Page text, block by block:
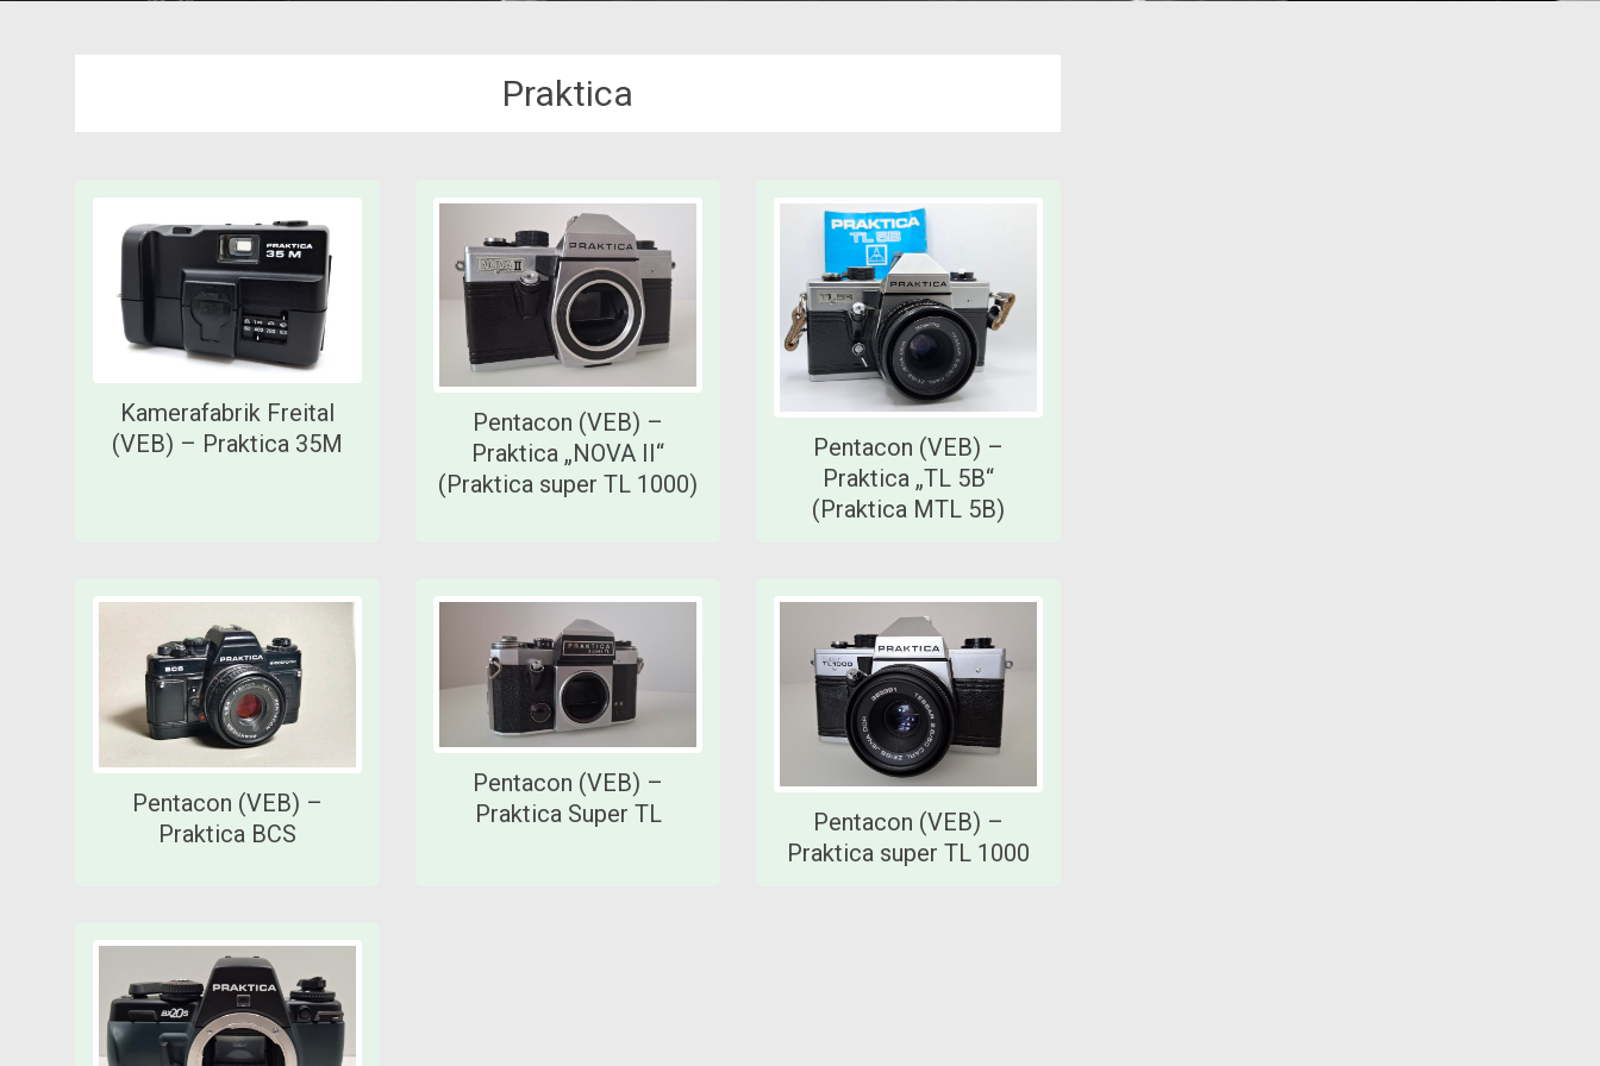
Praktica
Kamerafabrik Freital
(VEB) – Praktica 35M
Pentacon (VEB) –
Praktica „NOVA II“
(Praktica super TL 1000)
Pentacon (VEB) –
Praktica „TL 5B“
(Praktica MTL 5B)
Pentacon (VEB) –
Praktica BCS
Pentacon (VEB) –
Praktica Super TL
Pentacon (VEB) –
Praktica super TL 1000